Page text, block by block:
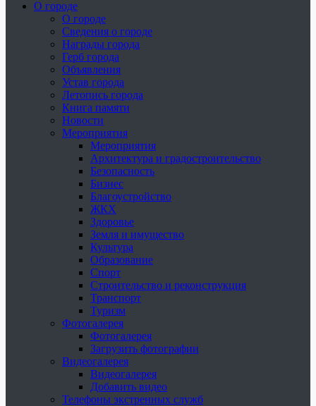
О городе
О городе
Сведения о городе
Награды города
Герб города
Объявления
Устав города
Летопись города
Книга памяти
Новости
Мероприятия
Мероприятия
Архитектура и градостроительство
Безопасность
Бизнес
Благоустройство
ЖКХ
Здоровье
Земля и имущество
Культура
Образование
Спорт
Строительство и реконструкция
Транспорт
Туризм
Фотогалерея
Фотогалерея
Загрузить фотографии
Видеогалерея
Видеогалерея
Добавить видео
Телефоны экстренных служб